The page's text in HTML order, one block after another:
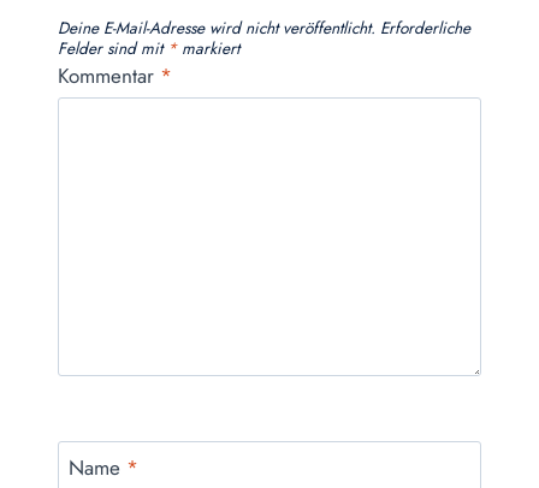
Deine E-Mail-Adresse wird nicht veröffentlicht. Erforderliche
Felder sind mit *markiert
Kommentar *
Name *